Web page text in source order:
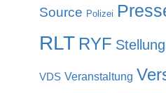
Source Polizei
RLT RYF
VDS Veranstaltung